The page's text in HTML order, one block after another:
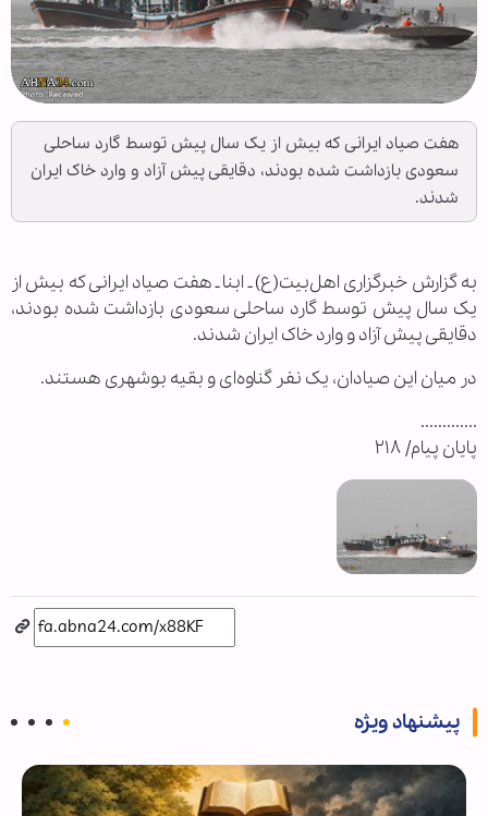
هفت صیاد ایرانی که بیش از یک سال پیش توسط گارد ساحلی
سعودی بازداشت شده بودند، دقایقی پیش آزاد و وارد خاک ایران
شدند.
به گزارش خبرگزاری اهل‌بیت(ع) ـ ابنا ـ هفت صیاد ایرانی که بیش از
یک سال پیش توسط گارد ساحلی سعودی بازداشت شده بودند،
دقایقی پیش آزاد و وارد خاک ایران شدند.
در میان این صیادان، یک نفر گناوه‌ای و بقیه بوشهری هستند.
.............
پایان پیام/ ۲۱۸
پیشنهاد ویژه